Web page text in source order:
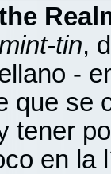
tin,
-
que se
tener
en la